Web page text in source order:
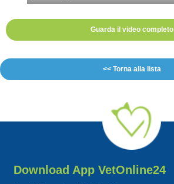
Guarda il video completo
<< Torna alla lista
Download App VetOnline24